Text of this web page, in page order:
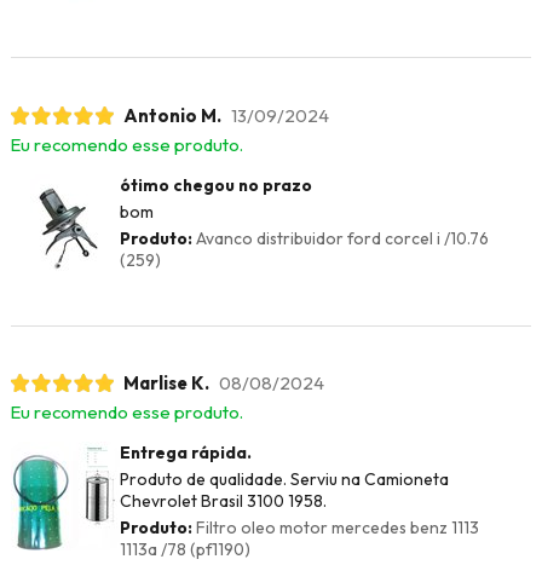
Antonio M. 13/09/2024
Eu recomendo esse produto.
ótimo chegou no prazo
bom
Produto:Avanco distribuidor ford corcel i /10.76
(259)
Marlise K. 08/08/2024
Eu recomendo esse produto.
Entrega rápida.
Produto de qualidade. Serviu na Camioneta
Chevrolet Brasil 3100 1958.
Produto:Filtro oleo motor mercedes benz 1113
1113a /78 (pf1190)